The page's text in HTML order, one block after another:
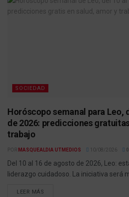
SOCIEDAD
Horóscopo semanal para Leo,
de 2026: predicciones
trabajo
POR MASQUEALDIA UTMEDIOS 10/08/2026
Del 10 al 16 de agosto de 2026, Leo:
liderazgo cuidadoso. La iniciativa será
LEER MÁS